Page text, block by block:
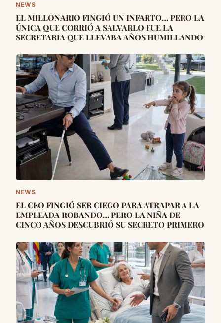
NEWS
EL MILLONARIO FINGIÓ UN INFARTO… PERO LA
ÚNICA QUE CORRIÓ A SALVARLO FUE LA
SECRETARIA QUE LLEVABA AÑOS HUMILLANDO
NEWS
EL CEO FINGIÓ SER CIEGO PARA ATRAPAR A LA
EMPLEADA ROBANDO… PERO LA NIÑA DE
CINCO AÑOS DESCUBRIÓ SU SECRETO PRIMERO